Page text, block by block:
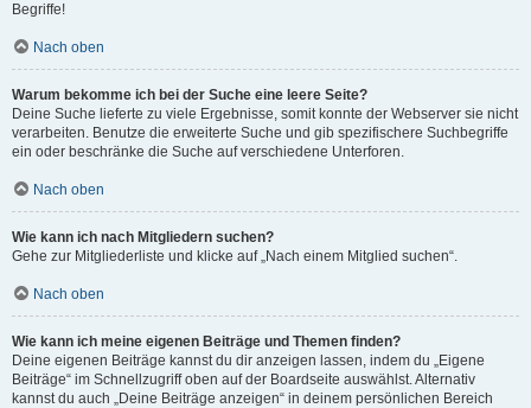
Begriffe!
Nach oben
Warum bekomme ich bei der Suche eine leere Seite?
Deine Suche lieferte zu viele Ergebnisse, somit konnte der Webserver sie nicht
verarbeiten. Benutze die erweiterte Suche und gib spezifischere Suchbegriffe
ein oder beschränke die Suche auf verschiedene Unterforen.
Nach oben
Wie kann ich nach Mitgliedern suchen?
Gehe zur Mitgliederliste und klicke auf „Nach einem Mitglied suchen“.
Nach oben
Wie kann ich meine eigenen Beiträge und Themen finden?
Deine eigenen Beiträge kannst du dir anzeigen lassen, indem du „Eigene
Beiträge“ im Schnellzugriff oben auf der Boardseite auswählst. Alternativ
kannst du auch „Deine Beiträge anzeigen“ in deinem persönlichen Bereich